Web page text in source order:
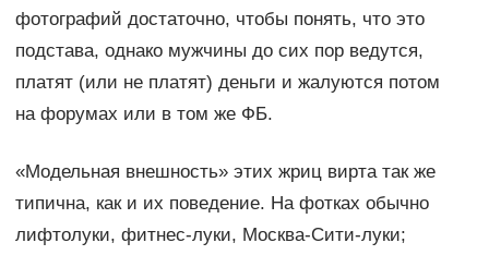
фотографий достаточно, чтобы понять, что это
подстава, однако мужчины до сих пор ведутся,
платят (или не платят) деньги и жалуются потом
на форумах или в том же ФБ.
«Модельная внешность» этих жриц вирта так же
типична, как и их поведение. На фотках обычно
лифтолуки, фитнес-луки, Москва-Сити-луки;